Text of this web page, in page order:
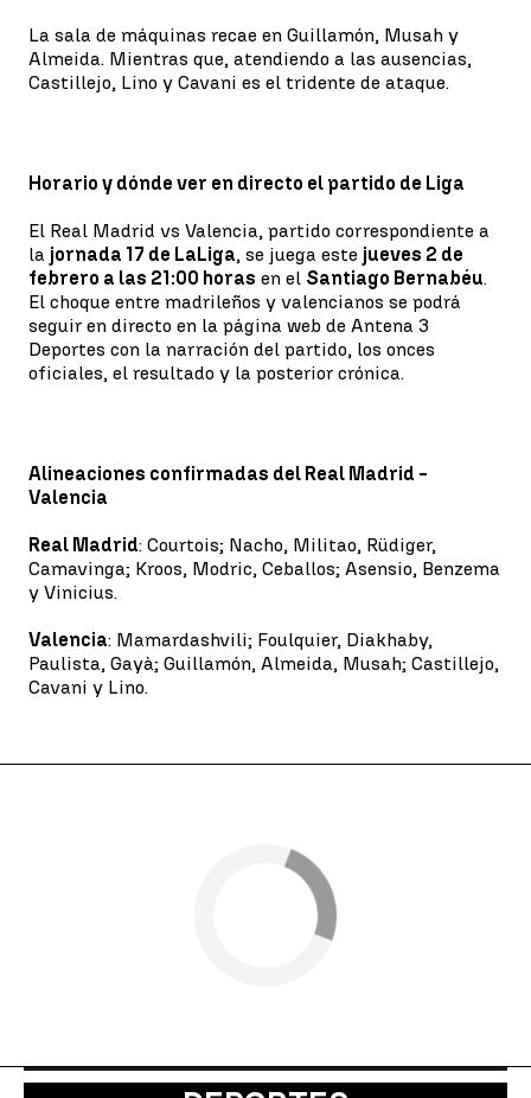
La sala de máquinas recae en Guillamón, Musah y
Almeida. Mientras que, atendiendo a las ausencias,
Castillejo, Lino y Cavani es el tridente de ataque.
Horario y dónde ver en directo el partido de Liga
El Real Madrid vs Valencia, partido correspondiente a
la jornada 17 de LaLiga, se juega este jueves 2 de
febrero a las 21:00 horas en el Santiago Bernabéu.
El choque entre madrileños y valencianos se podrá
seguir en directo en la página web de Antena 3
Deportes con la narración del partido, los onces
oficiales, el resultado y la posterior crónica.
Alineaciones confirmadas del Real Madrid -
Valencia
Real Madrid: Courtois; Nacho, Militao, Rüdiger,
Camavinga; Kroos, Modric, Ceballos; Asensio, Benzema
y Vinicius.
Valencia: Mamardashvili; Foulquier, Diakhaby,
Paulista, Gayà; Guillamón, Almeida, Musah; Castillejo,
Cavani y Lino.